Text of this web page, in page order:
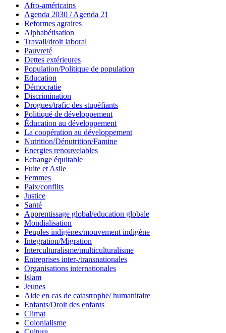
Afro-américains
Agenda 2030 / Agenda 21
Reformes agraires
Alphabétisation
Travail/droit laboral
Pauvreté
Dettes extérieures
Population/Politique de population
Education
Démocratie
Discrimination
Drogues/trafic des stupéfiants
Politiqué de développement
Éducation au développement
La coopération au développement
Nutrition/Dénutrition/Famine
Energies renouvelables
Echange équitable
Fuite et Asile
Femmes
Paix/conflits
Justice
Santé
Apprentissage global/education globale
Mondialisation
Peuples indigènes/mouvement indigène
Integration/Migration
Interculturalisme/multiculturalisme
Entreprises inter-/transnationales
Organisations internationales
Islam
Jeunes
Aide en cas de catastrophe/ humanitaire
Enfants/Droit des enfants
Climat
Colonialisme